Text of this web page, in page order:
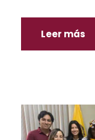
Leer más